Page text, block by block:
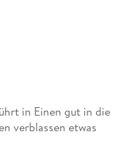
in Einen gut in die
verblassen etwas